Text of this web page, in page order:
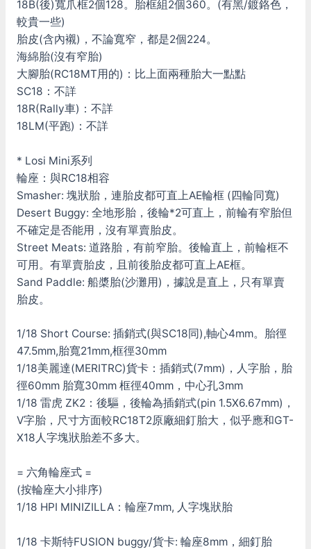
18B(後)寬爪框2個128。胎框組2個360。(有黑/鍍鉻色，
較貴一些)
胎皮(含內襯)，不論寬窄，都是2個224。
海綿胎(沒有窄胎)
大腳胎(RC18MT用的)：比上面兩種胎大一點點
SC18：不詳
18R(Rally車)：不詳
18LM(平跑)：不詳
* Losi Mini系列
輪座：與RC18相容
Smasher: 塊狀胎，連胎皮都可直上AE輪框 (四輪同寬)
Desert Buggy: 全地形胎，後輪*2可直上，前輪有窄胎但
不確定是否能用，沒有單賣胎皮。
Street Meats: 道路胎，有前窄胎。後輪直上，前輪框不
可用。有單賣胎皮，且前後胎皮都可直上AE框。
Sand Paddle: 船槳胎(沙灘用)，據說是直上，只有單賣
胎皮。
1/18 Short Course: 插銷式(與SC18同),軸心4mm。胎徑
47.5mm,胎寬21mm,框徑30mm
1/18美麗達(MERITRC)貨卡：插銷式(7mm)，人字胎，胎
徑60mm 胎寬30mm 框徑40mm，中心孔3mm
1/18 雷虎 ZK2：後驅，後輪為插銷式(pin 1.5X6.67mm)，
V字胎，尺寸方面較RC18T2原廠細釘胎大，似乎應和GT-
X18人字塊狀胎差不多大。
= 六角輪座式 =
(按輪座大小排序)
1/18 HPI MINIZILLA：輪座7mm, 人字塊狀胎
1/18 卡斯特FUSION buggy/貨卡: 輪座8mm，細釘胎